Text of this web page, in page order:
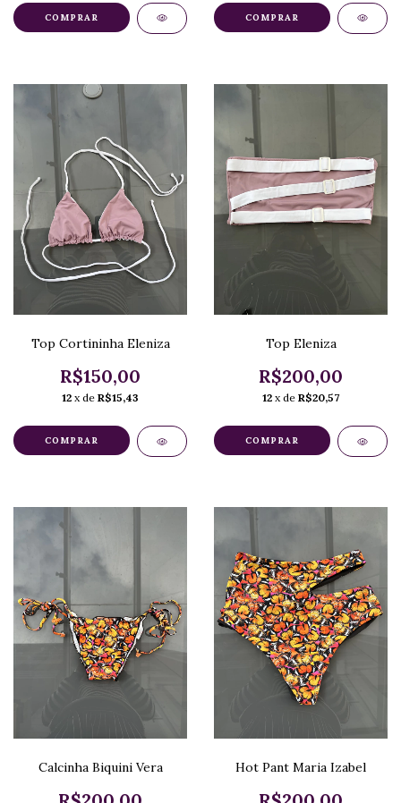
COMPRAR COMPRAR
Top Cortininha Eleniza
R$150,00
12 x de R$15,43
COMPRAR
Top Eleniza
R$200,00
12 x de R$20,57
COMPRAR
Calcinha Biquini Vera Hot Pant Maria Izabel